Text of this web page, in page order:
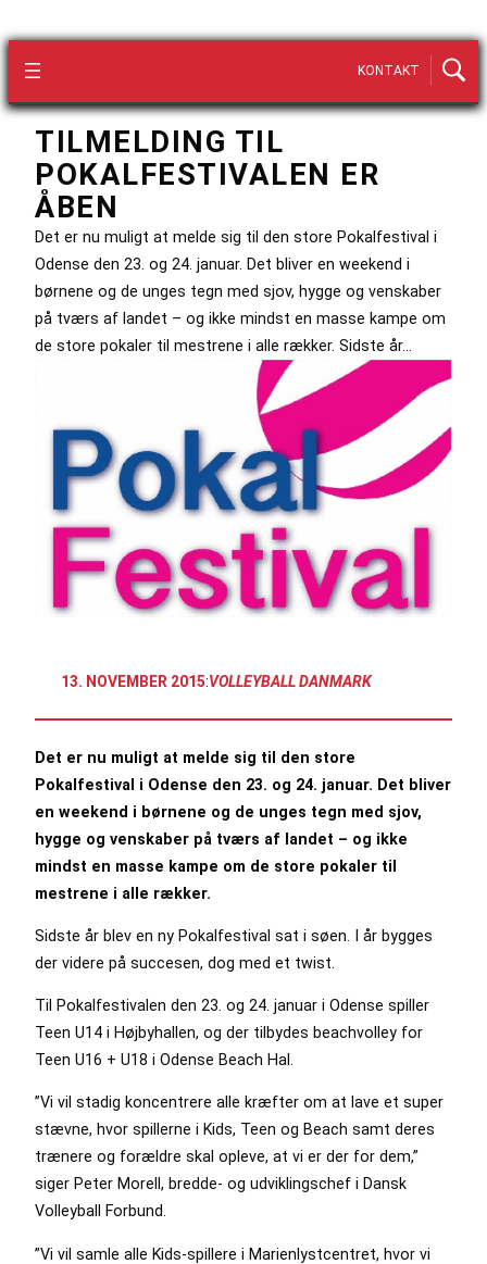
KONTAKT
TILMELDING TIL
POKALFESTIVALEN ER
ÅBEN
Det er nu muligt at melde sig til den store Pokalfestival i
Odense den 23. og 24. januar. Det bliver en weekend i
børnene og de unges tegn med sjov, hygge og venskaber
på tværs af landet – og ikke mindst en masse kampe om
de store pokaler til mestrene i alle rækker. Sidste år…
13. NOVEMBER 2015:VOLLEYBALL DANMARK
Det er nu muligt at melde sig til den store
Pokalfestival i Odense den 23. og 24. januar. Det bliver
en weekend i børnene og de unges tegn med sjov,
hygge og venskaber på tværs af landet – og ikke
mindst en masse kampe om de store pokaler til
mestrene i alle rækker.
Sidste år blev en ny Pokalfestival sat i søen. I år bygges
der videre på succesen, dog med et twist.
Til Pokalfestivalen den 23. og 24. januar i Odense spiller
Teen U14 i Højbyhallen, og der tilbydes beachvolley for
Teen U16 + U18 i Odense Beach Hal.
”Vi vil stadig koncentrere alle kræfter om at lave et super
stævne, hvor spillerne i Kids, Teen og Beach samt deres
trænere og forældre skal opleve, at vi er der for dem,”
siger Peter Morell, bredde- og udviklingschef i Dansk
Volleyball Forbund.
”Vi vil samle alle Kids-spillere i Marienlystcentret, hvor vi